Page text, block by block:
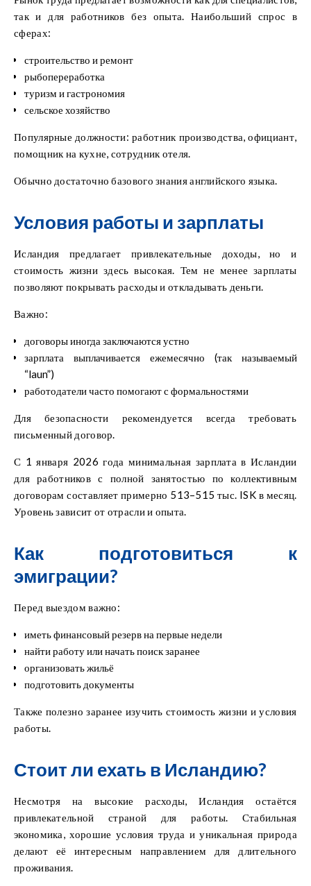
так и для работников без опыта. Наибольший спрос в
сферах:
строительство и ремонт
рыбопереработка
туризм и гастрономия
сельское хозяйство
Популярные должности: работник производства, официант,
помощник на кухне, сотрудник отеля.
Обычно достаточно базового знания английского языка.
Условия работы и зарплаты
Исландия предлагает привлекательные доходы, но и
стоимость жизни здесь высокая. Тем не менее зарплаты
позволяют покрывать расходы и откладывать деньги.
Важно:
договоры иногда заключаются устно
зарплата выплачивается ежемесячно (так называемый
“laun”)
работодатели часто помогают с формальностями
Для безопасности рекомендуется всегда требовать
письменный договор.
С 1 января 2026 года минимальная зарплата в Исландии
для работников с полной занятостью по коллективным
договорам составляет примерно 513–515 тыс. ISK в месяц.
Уровень зависит от отрасли и опыта.
Как подготовиться к
эмиграции?
Перед выездом важно:
иметь финансовый резерв на первые недели
найти работу или начать поиск заранее
организовать жильё
подготовить документы
Также полезно заранее изучить стоимость жизни и условия
работы.
Стоит ли ехать в Исландию?
Несмотря на высокие расходы, Исландия остаётся
привлекательной страной для работы. Стабильная
экономика, хорошие условия труда и уникальная природа
делают её интересным направлением для длительного
проживания.